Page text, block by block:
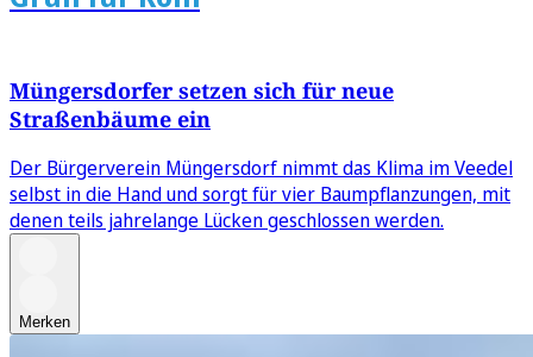
Müngersdorfer setzen sich für neue
Straßenbäume ein
Der Bürgerverein Müngersdorf nimmt das Klima im Veedel
selbst in die Hand und sorgt für vier Baumpflanzungen, mit
denen teils jahrelange Lücken geschlossen werden.
Merken